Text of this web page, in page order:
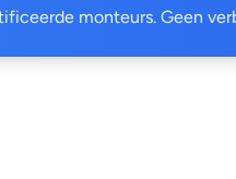
monteurs. Geen